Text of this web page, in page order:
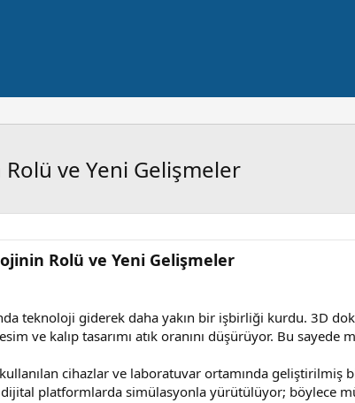
ve Yeni Gelişmeler
Rolü ve Yeni Gelişmeler
teknoloji giderek daha yakın bir işbirliği kurdu. 3D
ve kalıp tasarımı atık oranını düşürüyor. Bu sayede
cihazlar ve laboratuvar ortamında
platformlarda simülasyonla yürütülüyor; böylece